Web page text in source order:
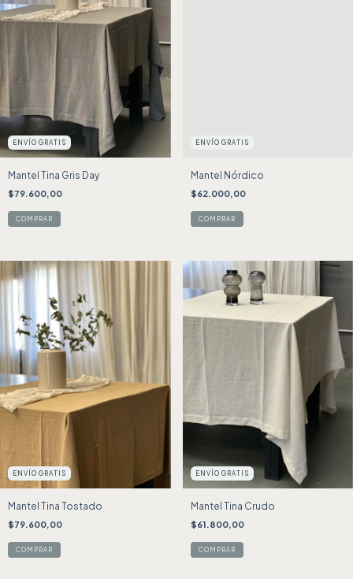
ENVÍO GRATIS
Mantel Tina Gris Day
$79.600,00
ENVÍO GRATIS
Mantel Nórdico
$62.000,00
ENVÍO GRATIS
Mantel Tina Tostado
$79.600,00
ENVÍO GRATIS
Mantel Tina Crudo
$61.800,00